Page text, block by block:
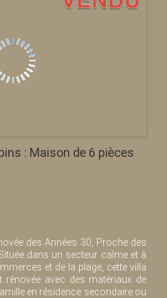
: Maison de 6 pièces
des Années 30, Proche des
dans un secteur calme et à
et de la plage, cette villa
rénovée avec des matériaux de
en résidence secondaire ou